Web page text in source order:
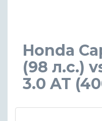
Honda
(98 л.с.)
3.0 AT